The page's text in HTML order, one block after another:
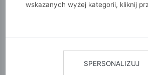
wskazanych wyżej kategorii, kliknij
SPERSONALIZUJ